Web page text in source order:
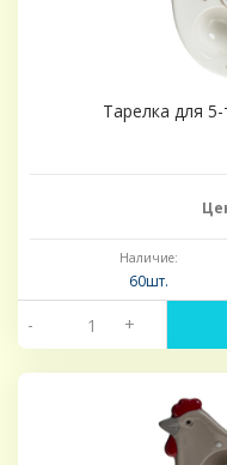
Тарелка для
Наличие:
60шт.
- +